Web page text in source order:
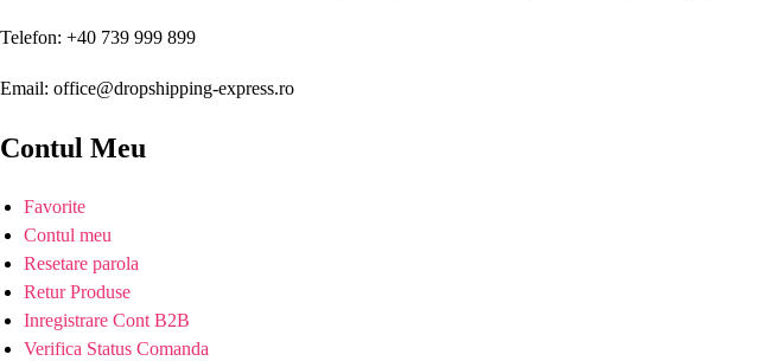
Telefon: +40 739 999 899
Email: office@dropshipping-express.ro
Contul Meu
Favorite
Contul meu
Resetare parola
Retur Produse
Inregistrare Cont B2B
Verifica Status Comanda